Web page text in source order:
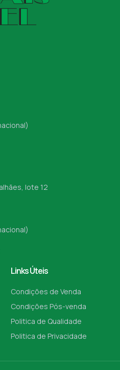
lote 12
Links Úteis
Condições de Venda
Condições Pós-venda
Politica de Qualidade
Politica de Privacidade